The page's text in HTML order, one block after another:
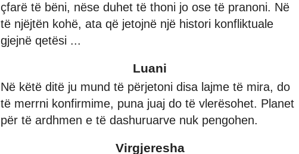
çfarë të bëni, nëse duhet të thoni jo ose të pranoni. Në
të njëjtën kohë, ata që jetojnë një histori konfliktuale
gjejnë qetësi ...
Luani
Në këtë ditë ju mund të përjetoni disa lajme të mira, do
të merrni konfirmime, puna juaj do të vlerësohet. Planet
për të ardhmen e të dashuruarve nuk pengohen.
Virgjeresha